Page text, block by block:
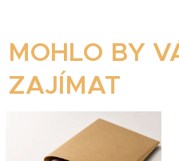
MOHLO BY
ZAJÍMAT